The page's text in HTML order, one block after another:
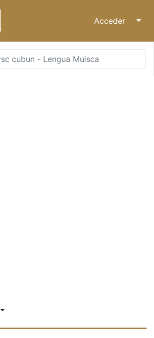
Acceder ↓